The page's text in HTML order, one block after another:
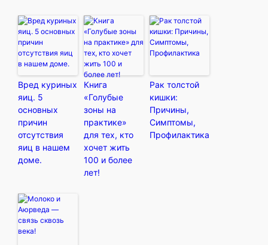
Вред куриных
яиц. 5
основных
причин
отсутствия
яиц в нашем
доме.
Книга
«Голубые
зоны на
практике»
для тех, кто
хочет жить
100 и более
лет!
Рак толстой
кишки:
Причины,
Симптомы,
Профилактика